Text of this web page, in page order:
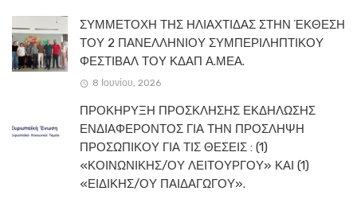
ΣΥΜΜΕΤΟΧΗ ΤΗΣ ΗΛΙΑΧΤΙΔΑΣ ΣΤΗΝ ΈΚΘΕΣΗ
ΤΟΥ 2 ΠΑΝΕΛΛΗΝΙΟΥ ΣΥΜΠΕΡΙΛΗΠΤΙΚΟΥ
ΦΕΣΤΙΒΑΛ ΤΟΥ ΚΔΑΠ Α.ΜΕΑ.
8 Ιουνίου, 2026
ΠΡΟΚΗΡΥΞΗ ΠΡΟΣΚΛΗΣΗΣ ΕΚΔΗΛΩΣΗΣ
ΕΝΔΙΑΦΕΡΟΝΤΟΣ ΓΙΑ ΤΗΝ ΠΡΟΣΛΗΨΗ
ΠΡΟΣΩΠΙΚΟΥ ΓΙΑ ΤΙΣ ΘΕΣΕΙΣ : (1)
«ΚΟΙΝΩΝΙΚΗΣ/ΟΥ ΛΕΙΤΟΥΡΓΟΥ» ΚΑΙ (1)
«ΕΙΔΙΚΗΣ/ΟΥ ΠΑΙΔΑΓΩΓΟΥ».